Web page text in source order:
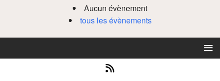
Aucun évènement
tous les évènements